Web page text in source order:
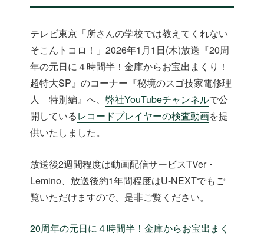
テレビ東京「所さんの学校では教えてくれない
そこんトコロ！」2026年1月1日(木)放送『20周
年の元日に４時間半！金庫からお宝出まくり！
超特大SP』のコーナー『秘境のスゴ技家電修理
人 特別編』へ、弊社YouTubeチャンネルで公
開しているレコードプレイヤーの検査動画を提
供いたしました。
放送後2週間程度は動画配信サービスTVer・
Lemino、放送後約1年間程度はU-NEXTでもご
覧いただけますので、是非ご覧ください。
20周年の元日に４時間半！金庫からお宝出まく